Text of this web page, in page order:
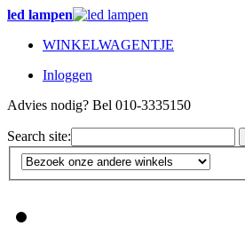
led lampen
WINKELWAGENTJE
Inloggen
Advies nodig? Bel 010-3335150
Search site: